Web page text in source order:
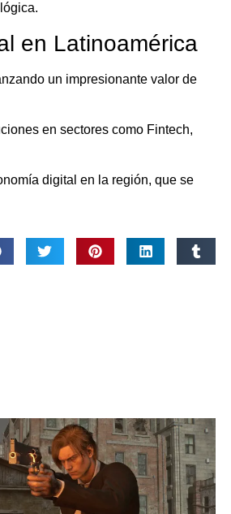
en Latinoamérica
un impresionante valor de
en sectores como Fintech,
digital en la región, que se